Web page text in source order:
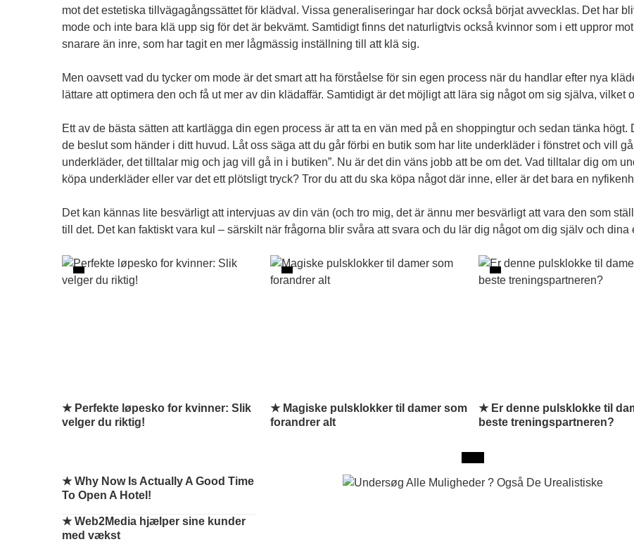
mot det estetiska tillvägagångssättet för klädval. Vissa generaliseringar har dock också börjat avvecklas. Det har
mode och inte bara klä upp sig för det är bekvämt. Samtidigt finns det naturligtvis också kvinnor som i ett uppror
snarare än inre, som har tagit en mer lågmässig inställning till att klä sig.
Men oavsett vad du tycker om mode är det smart att ha förståelse för sin egen process när du handlar efter nya
lättare att optimera den och få ut mer av din klädaffär. Samtidigt är det möjligt att lära sig något om sig själva, vilket
Ett av de bästa sätten att kartlägga din egen process är att ta en vän med på en shoppingtur och sedan tänka
de beslut som händer i ditt huvud. Låt oss säga att du går förbi en butik som har lite underkläder i fönstret och vill
underkläder, det tilltalar mig och jag vill gå in i butiken”. Nu är det din väns jobb att be om det. Vad tilltalar dig om
köpa underkläder eller var det ett plötsligt tryck? Tror du att du ska köpa något där inne, eller är det bara en
Det kan kännas lite besvärligt att intervjuas av din vän (och tro mig, det är ännu mer besvärligt att vara den som
till det. Det kan faktiskt vara kul – särskilt när frågorna blir svåra att svara och du lär dig något om dig själv och dina
★ Perfekte løpesko for kvinner: Slik
velger du riktig!
★ Magiske pulsklokker til damer som
forandrer alt
★ Er denne pulsklokke til
beste treningspartneren?
★Why Now Is Actually A Good Time
To Open A Hotel!
★Web2Media hjælper sine kunder
med vækst